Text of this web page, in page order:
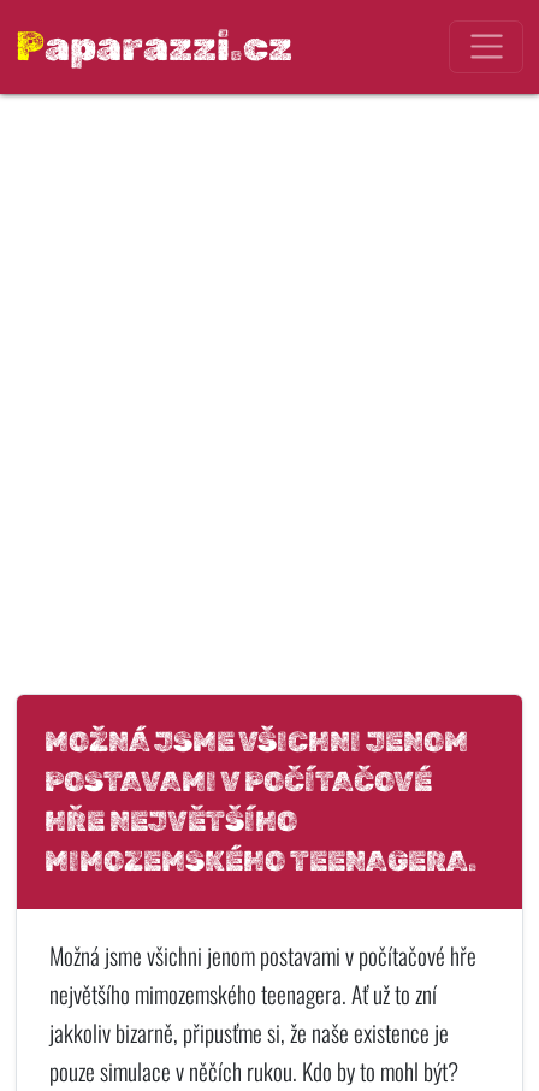
Paparazzi.cz
MOŽNÁ JSME VŠICHNI JENOM
POSTAVAMI V POČÍTAČOVÉ
HŘE NEJVĚTŠÍHO
MIMOZEMSKÉHO TEENAGERA.
Možná jsme všichni jenom postavami v počítačové hře
největšího mimozemského teenagera. Ať už to zní
jakkoliv bizarně, připusťme si, že naše existence je
pouze simulace v něčích rukou. Kdo by to mohl být?